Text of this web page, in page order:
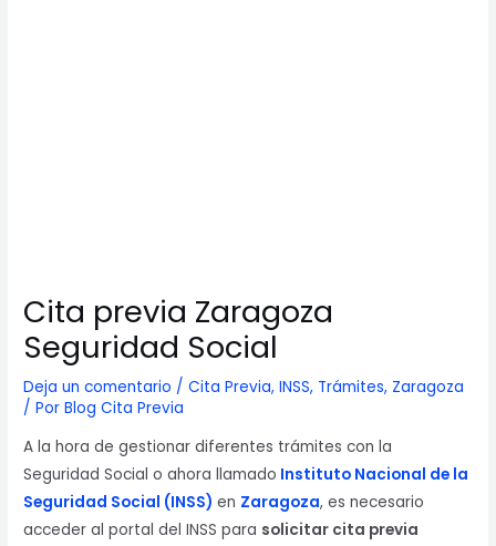
Cita previa Zaragoza
Seguridad Social
Deja un comentario /Cita Previa,INSS, Trámites, Zaragoza
/ PorBlog Cita Previa
A la hora de gestionar diferentes trámites con la
Seguridad Social o ahora llamado Instituto Nacional de la
Seguridad Social (INSS) en Zaragoza, es necesario
acceder al portal del INSS para solicitar cita previa